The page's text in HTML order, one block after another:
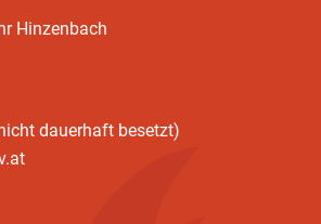
Hinzenbach
dauerhaft besetzt)